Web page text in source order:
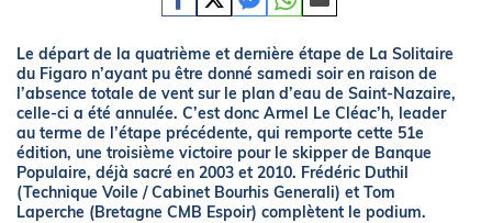
Le départ de la quatrième et dernière étape de La Solitaire
du Figaro n’ayant pu être donné samedi soir en raison de
l’absence totale de vent sur le plan d’eau de Saint-Nazaire,
celle-ci a été annulée. C’est donc Armel Le Cléac’h, leader
au terme de l’étape précédente, qui remporte cette 51e
édition, une troisième victoire pour le skipper de Banque
Populaire, déjà sacré en 2003 et 2010. Frédéric Duthil
(Technique Voile / Cabinet Bourhis Generali) et Tom
Laperche (Bretagne CMB Espoir) complètent le podium.